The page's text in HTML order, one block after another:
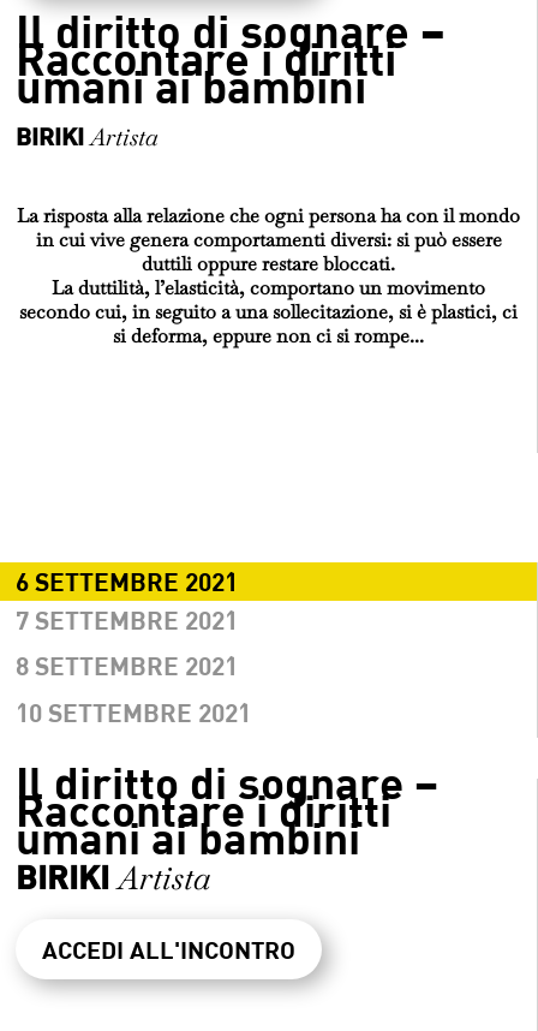
D+S 2018
Email
Il diritto di sognare –
Raccontare i diritti
umani ai bambini
BIRIKI Artista
La risposta alla relazione che ogni persona ha con il mondo
in cui vive genera comportamenti diversi: si può essere
duttili oppure restare bloccati.
La duttilità, l’elasticità, comportano un movimento
secondo cui, in seguito a una sollecitazione, si è plastici, ci
si deforma, eppure non ci si rompe...
6 SETTEMBRE 2021
7 SETTEMBRE 2021
8 SETTEMBRE 2021
10 SETTEMBRE 2021
Il diritto di sognare –
Raccontare i diritti
umani ai bambini
BIRIKI Artista
ACCEDI ALL'INCONTRO